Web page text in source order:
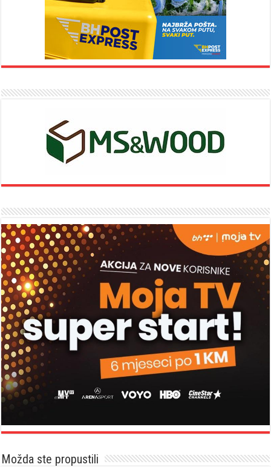
Možda ste propustili